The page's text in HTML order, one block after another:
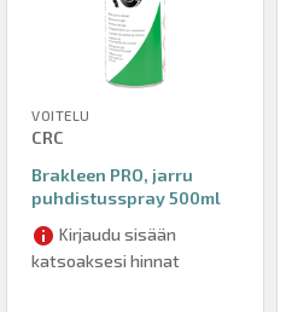
VOITELU
CRC
Brakleen PRO, jarru
puhdistusspray 500ml
Kirjaudu sisään
katsoaksesi hinnat